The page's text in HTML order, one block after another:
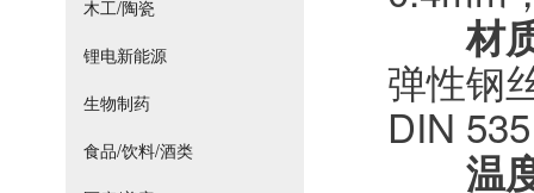
木工/陶瓷
锂电新能源
生物制药
食品/饮料/酒类
材
弹性钢
DIN
温